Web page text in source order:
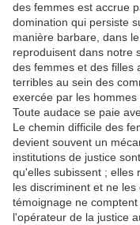
des femmes est accrue
domination qui persiste
manière barbare, dans
reproduisent dans notre
des femmes et des filles
terribles au sein des
exercée par les
Toute audace se paie
Le chemin difficile des
devient souvent un
institutions de justice
qu'elles subissent ; elles
les discriminent et ne
témoignage ne
l'opérateur de la justice